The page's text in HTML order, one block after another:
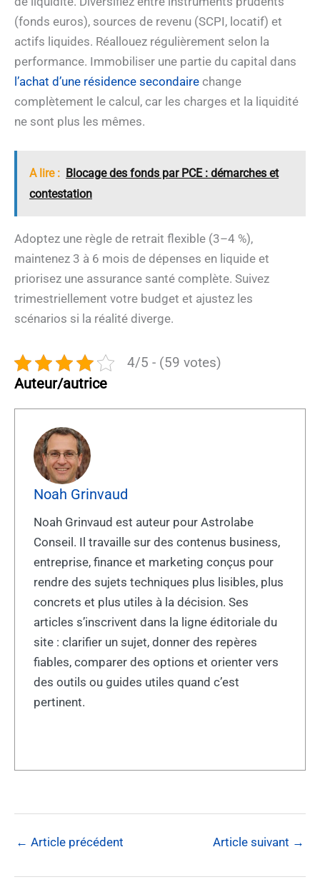
(fonds euros), sources de revenu (SCPI, locatif) et
actifs liquides. Réallouez régulièrement selon la
performance. Immobiliser une partie du capital dans
l’achat d’une résidence secondaire change
complètement le calcul, car les charges et la liquidité
ne sont plus les mêmes.
A lire : Blocage des fonds par PCE : démarches et
contestation
Adoptez une règle de retrait flexible (3–4 %),
maintenez 3 à 6 mois de dépenses en liquide et
priorisez une assurance santé complète. Suivez
trimestriellement votre budget et ajustez les
scénarios si la réalité diverge.
4/5 - (59 votes)
Auteur/autrice
Noah Grinvaud
Noah Grinvaud est auteur pour Astrolabe
Conseil. Il travaille sur des contenus business,
entreprise, finance et marketing conçus pour
rendre des sujets techniques plus lisibles, plus
concrets et plus utiles à la décision. Ses
articles s’inscrivent dans la ligne éditoriale du
site : clarifier un sujet, donner des repères
fiables, comparer des options et orienter vers
des outils ou guides utiles quand c’est
pertinent.
← Article précédent Article suivant →